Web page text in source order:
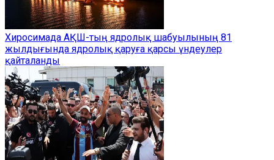
Хиросимада АҚШ-тың ядролық шабуылының 81
жылдығында ядролық қаруға қарсы үндеулер
қайталанды